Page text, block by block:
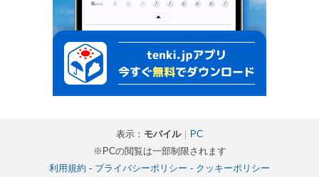
表示： モバイル｜
PC
※PCの閲覧は一部制限されます
利用規約 - プライバシーポリシー - クッキーポリシー